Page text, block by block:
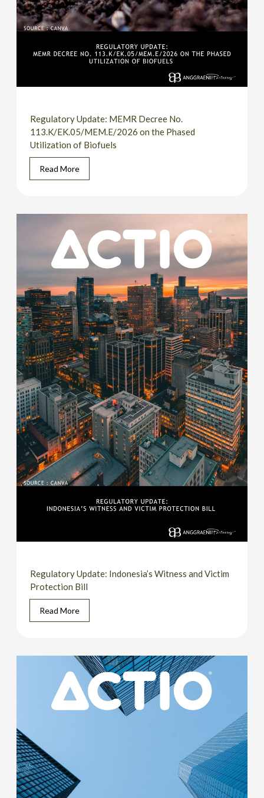
Regulatory Update: MEMR Decree No.
113.K/EK.05/MEM.E/2026 on the Phased
Utilization of Biofuels
Read More
Regulatory Update: Indonesia’s Witness and Victim
Protection Bill
Read More